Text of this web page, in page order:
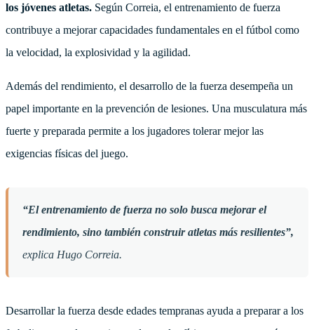
los jóvenes atletas. Según Correia, el entrenamiento de fuerza
contribuye a mejorar capacidades fundamentales en el fútbol como
la velocidad, la explosividad y la agilidad.
Además del rendimiento, el desarrollo de la fuerza desempeña un
papel importante en la prevención de lesiones. Una musculatura más
fuerte y preparada permite a los jugadores tolerar mejor las
exigencias físicas del juego.
“El entrenamiento de fuerza no solo busca mejorar el
rendimiento, sino también construir atletas más resilientes”,
explica Hugo Correia.
Desarrollar la fuerza desde edades tempranas ayuda a preparar a los